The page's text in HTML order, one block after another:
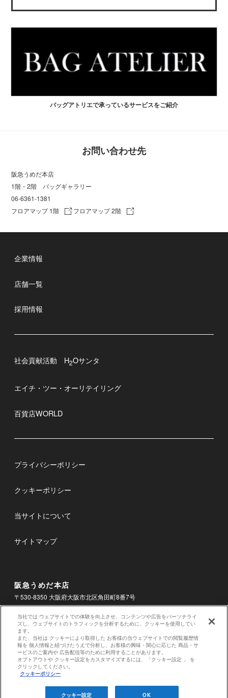
バッグアトリエで承っているサービスをご紹介
お問い合わせ先
阪急うめだ本店
1階・2階 バッグギャラリー
06-6361-1381
フロアマップ 1階
フロアマップ 2階
企業情報
店舗一覧
採用情報
社会貢献活動 H2Oサンタ
エイチ・ツー・オーリテイリング
百貨店WORLD
プライバシーポリシー
クッキーポリシー
当サイトについて
サイトマップ
阪急うめだ本店
〒530-8350 大阪府大阪市北区角田町8番7号
電話06-6361-1381
お問合せ
当社では ウェブサイトでの体験を向上させ、コンテンツや広告をパーソナライ
ズし、ウェブサイトのトラフィックを分析するために、クッキーを使用してい
ます。
また、当社は クッキーにより取得した お客様の当ウェブサイトでの閲覧履歴情
報を 個人情報と紐づけたうえで分析し、お客様の興味・関心に応じた 商品・サ
ービスのご案内や 広告配信等のために利用することがあります。
オプトアウトや クッキー設定をカスタマイズするには、「クッキー設定 」 を
クリックしてください。
クッキーポリシー
クッキー設定 OK